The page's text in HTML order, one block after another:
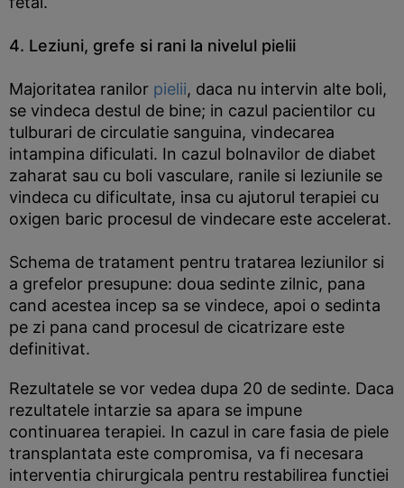
4. Leziuni, grefe si rani la nivelul pielii
Majoritatea ranilor pielii, daca nu intervin alte boli,
se vindeca destul de bine; in cazul pacientilor cu
tulburari de circulatie sanguina, vindecarea
intampina dificulati. In cazul bolnavilor de diabet
zaharat sau cu boli vasculare, ranile si leziunile se
vindeca cu dificultate, insa cu ajutorul terapiei cu
oxigen baric procesul de vindecare este accelerat.
Schema de tratament pentru tratarea leziunilor si
a grefelor presupune: doua sedinte zilnic, pana
cand acestea incep sa se vindece, apoi o sedinta
pe zi pana cand procesul de cicatrizare este
definitivat.
Rezultatele se vor vedea dupa 20 de sedinte. Daca
rezultatele intarzie sa apara se impune
continuarea terapiei. In cazul in care fasia de piele
transplantata este compromisa, va fi necesara
interventia chirurgicala pentru restabilirea functiei